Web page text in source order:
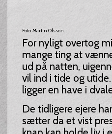
Foto: Martin Olsson
For nyligt overtog
mange ting at
ud på natten,
vil ind i tide og
ligger en have i
De tidligere ejere
sætter da et vist